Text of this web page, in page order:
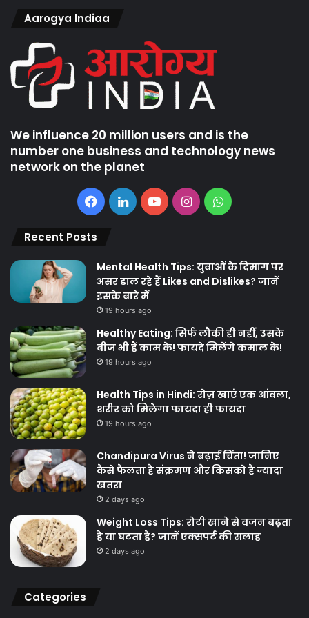
Aarogya Indiaa
We influence 20 million users and is the
number one business and technology news
network on the planet
Facebook
LinkedInYouTubeInstagramWhatsApp
Recent Posts
Mental Health Tips: युवाओं के दिमाग पर
असर डाल रहे हैं Likes and Dislikes? जानें
इसके बारे में
19 hours ago
Healthy Eating: सिर्फ लौकी ही नहीं, उसके
बीज भी हैं काम के! फायदे मिलेंगे कमाल के!
19 hours ago
Health Tips in Hindi: रोज़ खाएं एक आंवला,
शरीर को मिलेगा फायदा ही फायदा
19 hours ago
Chandipura Virus ने बढ़ाई चिंता! जानिए
कैसे फैलता है संक्रमण और किसको है ज्यादा
खतरा
2 days ago
Weight Loss Tips: रोटी खाने से वजन बढ़ता
है या घटता है? जानें एक्सपर्ट की सलाह
2 days ago
Categories